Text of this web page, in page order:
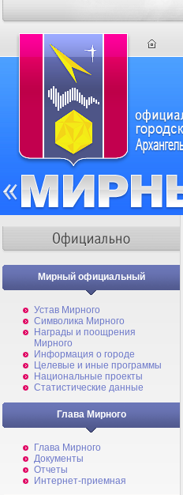
Мирный официальный
Устав Мирного
Символика Мирного
Награды и поощрения
Мирного
Информация о городе
Целевые и иные программы
Национальные проекты
Статистические данные
Глава Мирного
Глава Мирного
Документы
Отчеты
Интернет-приемная